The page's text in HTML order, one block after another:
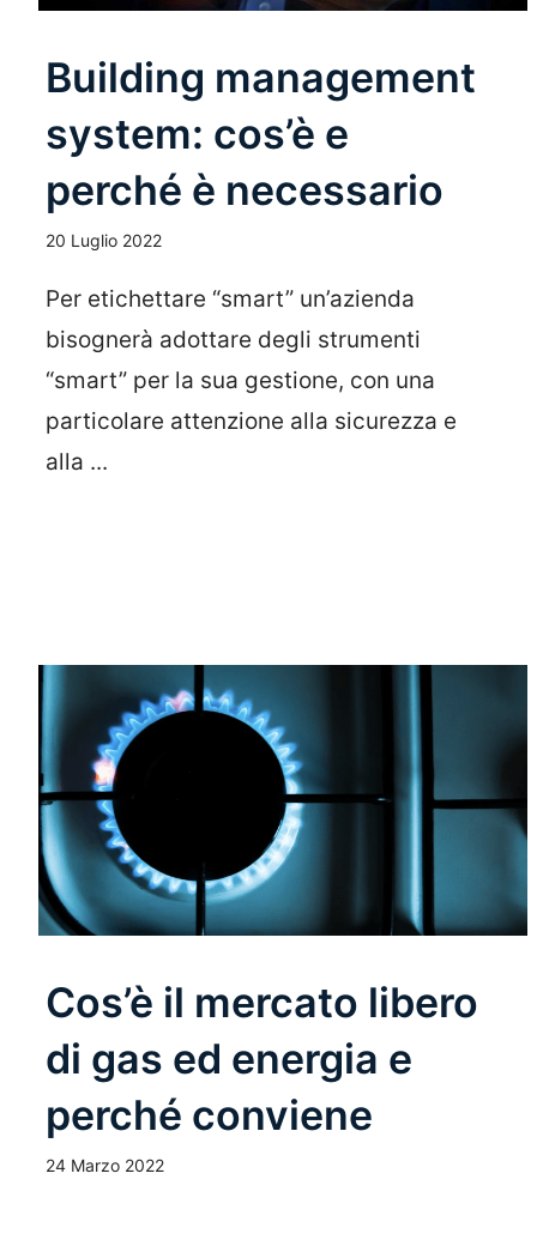
Building management
system: cos’è e
perché è necessario
20 Luglio 2022
Per etichettare “smart” un’azienda
bisognerà adottare degli strumenti
“smart” per la sua gestione, con una
particolare attenzione alla sicurezza e
alla ...
Cos’è il mercato libero
di gas ed energia e
perché conviene
24 Marzo 2022